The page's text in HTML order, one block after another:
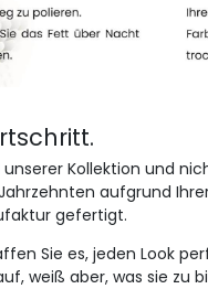
Kollektion und
aufgrund
gefertigt.
Sie es, jeden Look
weiß aber, was sie zu